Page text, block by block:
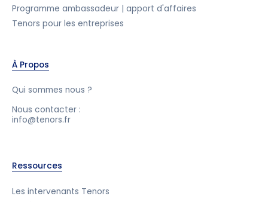
Programme ambassadeur | apport d'affaires
Tenors pour les entreprises
À Propos
Qui sommes nous ?
Nous contacter :
info@tenors.fr
Ressources
Les intervenants Tenors